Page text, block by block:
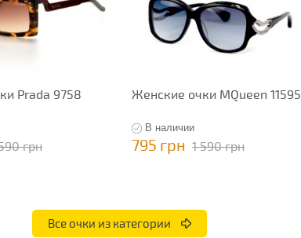
Prada 9758
грн
Женские очки MQueen 11595
В наличии
795 грн 1 590 грн
Все очки из категории